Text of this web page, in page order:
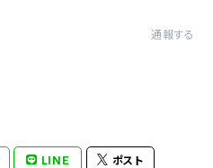
通報する
LINE ポスト